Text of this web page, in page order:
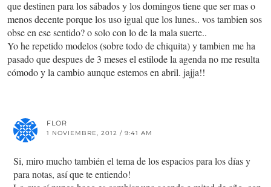
que destinen para los sábados y los domingos tiene que ser mas o
menos decente porque los uso igual que los lunes.. vos tambien sos
obse en ese sentido? o solo con lo de la mala suerte..
Yo he repetido modelos (sobre todo de chiquita) y tambien me ha
pasado que despues de 3 meses el estilode la agenda no me resulta
cómodo y la cambio aunque estemos en abril. jajja!!
FLOR
1 NOVIEMBRE, 2012 / 9:41 AM
Si, miro mucho también el tema de los espacios para los días y
para notas, así que te entiendo!